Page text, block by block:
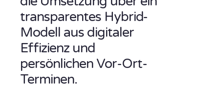
transparentes Hybrid-
Modell aus digitaler
Effizienz und
persönlichen Vor-Ort-
Terminen.